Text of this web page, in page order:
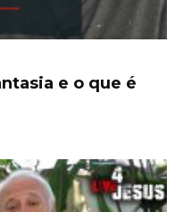
e o que é